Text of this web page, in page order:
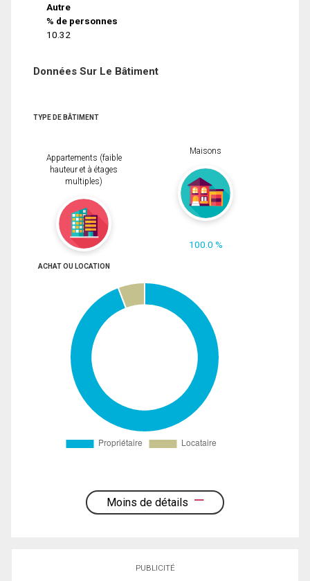
Autre
% de personnes
10.32
Données Sur Le Bâtiment
TYPE DE BÂTIMENT
Appartements (faible
hauteur et à étages
multiples)
Maisons
100.0 %
ACHAT OU LOCATION
Moins de détails
PUBLICITÉ